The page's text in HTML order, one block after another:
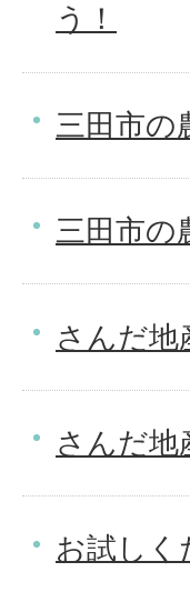
う！
三田市の
三田市の
さんだ地
さんだ地
お試しく